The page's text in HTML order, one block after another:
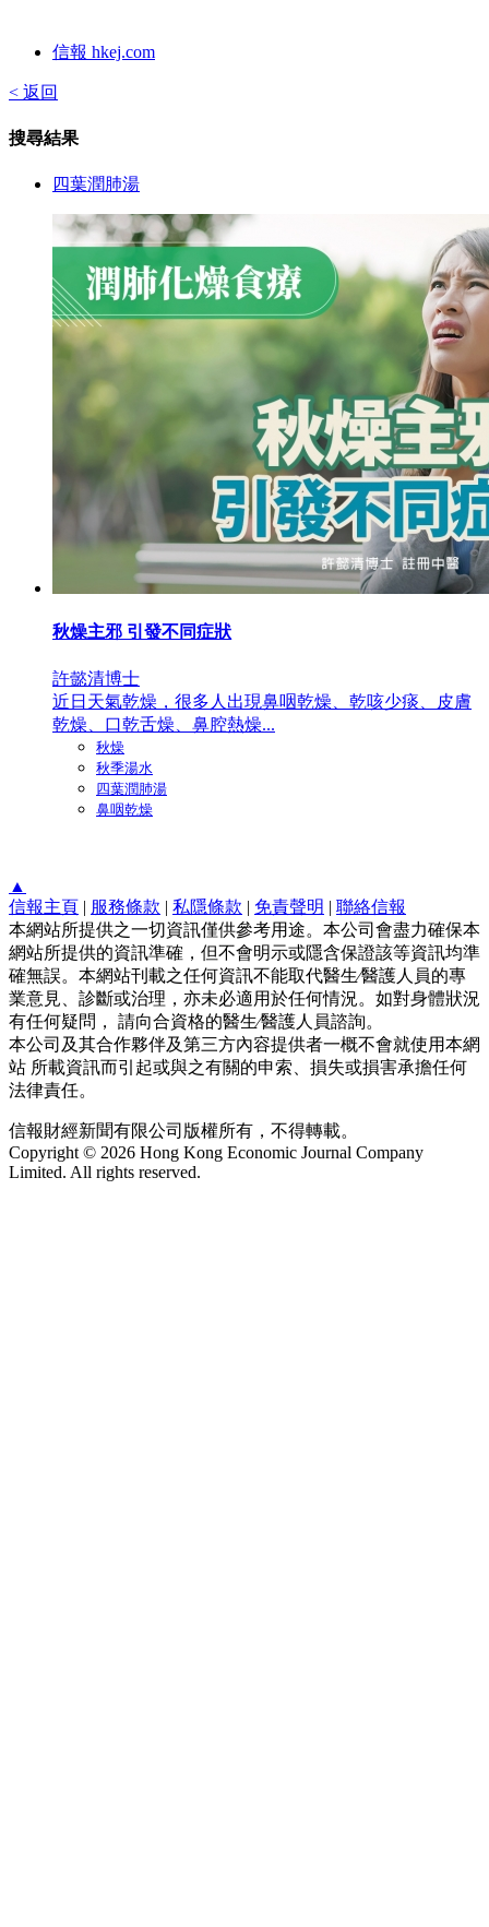
信報 hkej.com
< 返回
搜尋結果
四葉潤肺湯
秋燥主邪 引發不同症狀
許懿清博士
近日天氣乾燥，很多人出現鼻咽乾燥、乾咳少痰、皮膚
乾燥、口乾舌燥、鼻腔熱燥...
秋燥
秋季湯水
四葉潤肺湯
鼻咽乾燥
▲
信報主頁 | 服務條款 | 私隱條款 | 免責聲明 | 聯絡信報
本網站所提供之一切資訊僅供參考用途。本公司會盡力確保本
網站所提供的資訊準確，但不會明示或隱含保證該等資訊均準
確無誤。本網站刊載之任何資訊不能取代醫生∕醫護人員的專
業意見、診斷或治理，亦未必適用於任何情況。如對身體狀況
有任何疑問， 請向合資格的醫生∕醫護人員諮詢。
本公司及其合作夥伴及第三方內容提供者一概不會就使用本網
站 所載資訊而引起或與之有關的申索、損失或損害承擔任何
法律責任。
信報財經新聞有限公司版權所有，不得轉載。
Copyright © 2026 Hong Kong Economic Journal Company
Limited. All rights reserved.